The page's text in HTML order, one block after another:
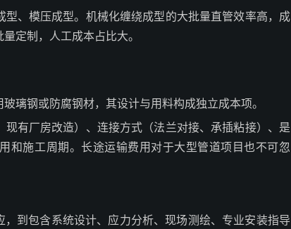
型、模压成型。机械化缠绕成型的大批量直管效率高，成
定制，人工成本占比大。
璃钢或防腐钢材，其设计与用料构成独立成本项。
有厂房改造）、连接方式（法兰对接、承插粘接）、是
和施工周期。长途运输费用对于大型管道项目也不可忽
到包含系统设计、应力分析、现场测绘、专业安装指导